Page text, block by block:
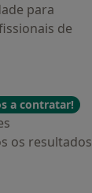
para
de
a contratar!
os resultados